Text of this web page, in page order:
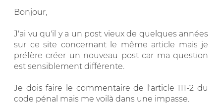
Bonjour,
J'ai vu qu'il y a un post vieux de quelques années
sur ce site concernant le même article mais je
préfère créer un nouveau post car ma question
est sensiblement différente.
Je dois faire le commentaire de l'article 111-2 du
code pénal mais me voilà dans une impasse.